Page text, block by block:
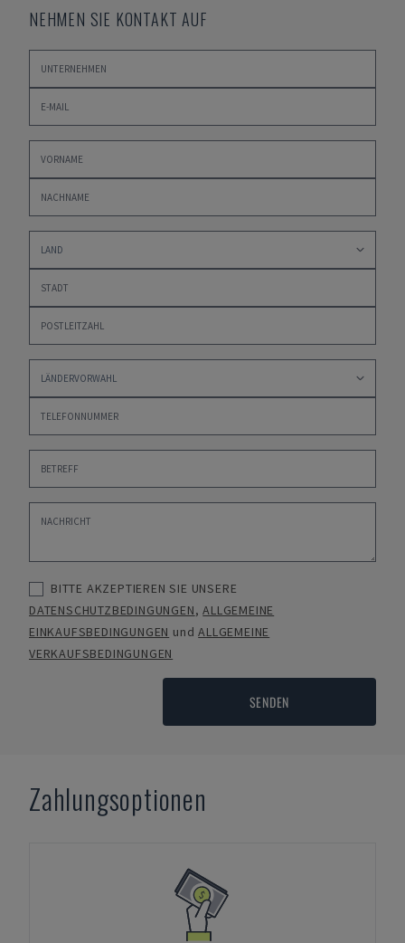
NEHMEN SIE KONTAKT AUF
BITTE AKZEPTIEREN SIE UNSERE
DATENSCHUTZBEDINGUNGEN,ALLGEMEINE
EINKAUFSBEDINGUNGEN undALLGEMEINE
VERKAUFSBEDINGUNGEN
SENDEN
Zahlungsoptionen